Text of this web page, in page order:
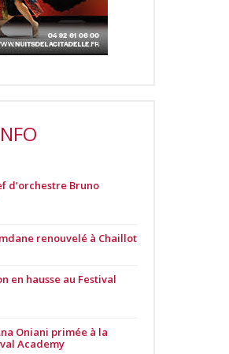
d’orchestre Bruno
renouvelé à Chaillot
en hausse au Festival
Oniani primée à la
Academy